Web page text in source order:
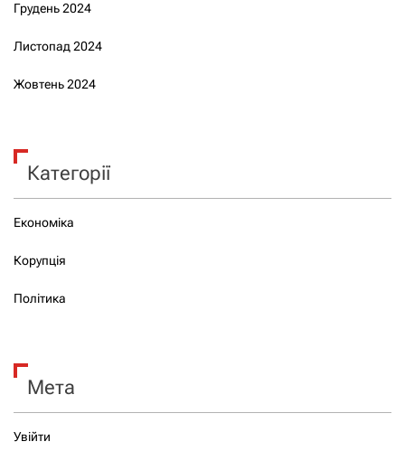
Грудень 2024
Листопад 2024
Жовтень 2024
Категорії
Економіка
Корупція
Політика
Мета
Увійти